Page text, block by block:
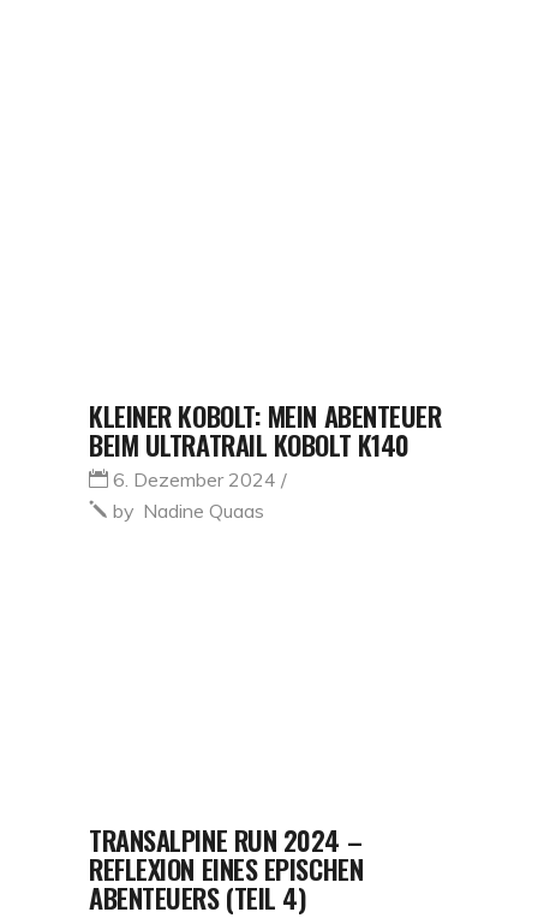
KLEINER KOBOLT: MEIN ABENTEUER
BEIM ULTRATRAIL KOBOLT K140
6. Dezember 2024
by Nadine Quaas
TRANSALPINE RUN 2024 –
REFLEXION EINES EPISCHEN
ABENTEUERS (TEIL 4)